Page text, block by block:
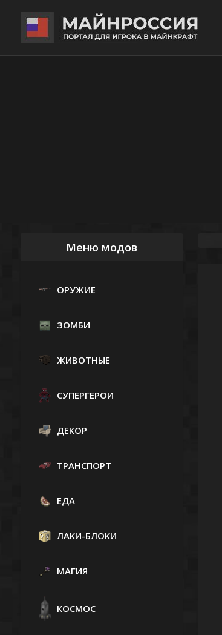
Меню модов
ОРУЖИЕ
ЗОМБИ
ЖИВОТНЫЕ
СУПЕРГЕРОИ
ДЕКОР
ТРАНСПОРТ
ЕДА
ЛАКИ-БЛОКИ
МАГИЯ
КОСМОС